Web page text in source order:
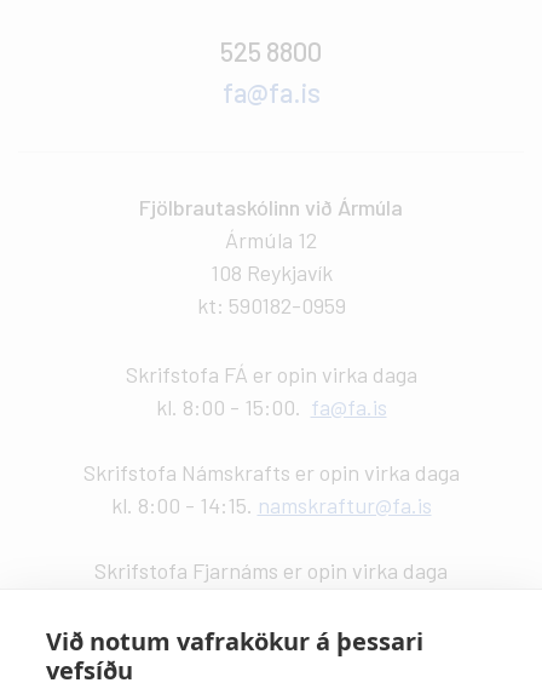
Við notum vafrakökur á þessari
vefsíðu
525 8800
fa@fa.is
Fjölbrautaskólinn við Ármúla
Ármúla 12
108 Reykjavík
kt: 590182-0959
Skrifstofa FÁ er opin virka daga
kl. 8:00 - 15:00. fa@fa.is
Skrifstofa Námskrafts er opin virka daga
kl. 8:00 - 14:15. namskraftur@fa.is
Skrifstofa Fjarnáms er opin virka daga